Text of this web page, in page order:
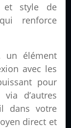
style de
renforce
un élément
avec les
pour
d’autres
dans votre
direct et